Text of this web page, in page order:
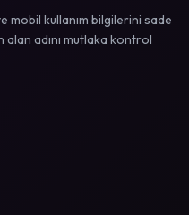
mobil kullanım bilgilerini sade
adını mutlaka kontrol